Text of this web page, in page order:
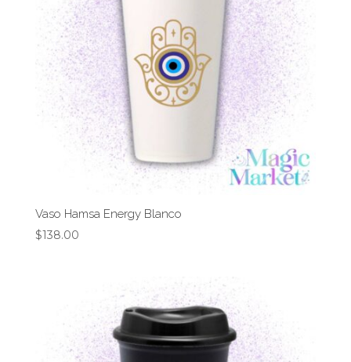
Vaso Hamsa Energy Blanco
$138.00